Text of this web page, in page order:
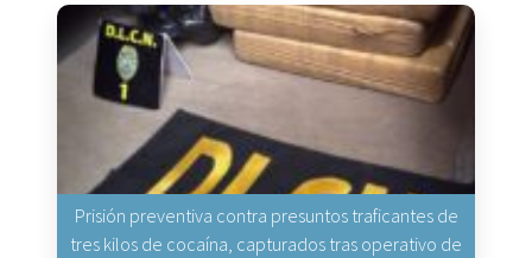
Prisión preventiva contra presuntos traficantes de
tres kilos de cocaína, capturados tras operativo de